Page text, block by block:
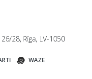
28, Rīga, LV-1050
WAZE